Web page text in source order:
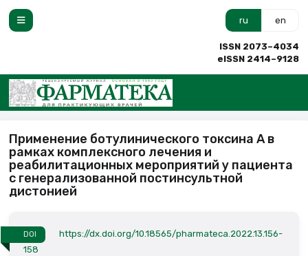
ru en
ISSN 2073–4034
eISSN 2414–9128
Применение ботулинического токсина А в
рамках комплексного лечения и
реабилитационных мероприятий у пациента
с генерализованной постинсультной
дистонией
DOI
https://dx.doi.org/10.18565/pharmateca.2022.13.156-
158